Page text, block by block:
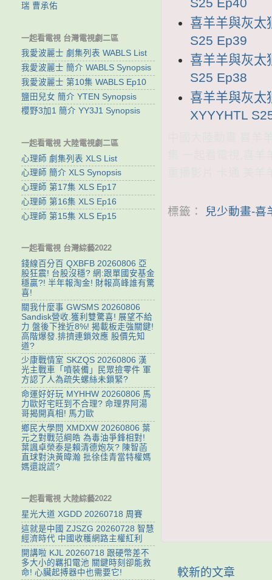
喜羊羊與灰太
S25 Ep39
喜羊羊與灰太
S25 Ep38
喜羊羊與灰太
XYYYHTL
標籤： 兒少動畫-喜
較新的文章
瑞 曹承佑
一起看電視 台灣電視劇二區
我愛波麗士 劇集列表 WABLS List
我愛波麗士 簡介 WABLS Synopsis
我愛波麗士 第10集 WABLS Ep10
鹽田兒女 簡介 YTEN Synopsis
櫻野3加1 簡介 YY3J1 Synopsis
一起看電視 大陸電視劇二區
心理師 劇集列表 XLS List
心理師 簡介 XLS Synopsis
心理師 第17集 XLS Ep17
心理師 第16集 XLS Ep16
心理師 第15集 XLS Ep15
一起看電視 台灣綜藝2022
錢線百分百 QXBFB 20260806 亞
股狂震! 台股沒穩? 網:跟單國安基金
穩贏?! 半年報淘金! 財報高峰誰有驚
喜!
關我什麼事 GWSMS 20260806
Sandisk營收.獲利雙驚喜! 展望不給
力 盤後下挫近8%! 揭載板走強關鍵!
高階爆發.排擠連鎖效應 股價先知
道?
少康戰情室 SKZQS 20260806 漢
光主戰車「噴裝備」民眾撿零件 軍
方認了人為疏失螺絲未鎖緊?
命運好好玩 MYHHW 20260806 馬
力歐好宅旺到不合理? 命理界阿湯
哥揭開真相! 馬力歐
鄉民大學問 XMDXW 20260806 葉
元之對戰范綱皓 為毒油爭鋒相對!
葉諷卓榮泰是賴清德炮灰? 陳智菡
直球對決黃暐瀚 批徐佳青當特權媽
媽還說謊?
一起看電視 大陸綜藝2022
星光大道 XGDD 20260718 周賽
這就是中國 ZJSZG 20260728 智慧
經濟時代 中國收穫網路主權紅利
開講啦 KJL 20260718 跟硬幣差不
多大小的羈扣電池 關鍵時刻卻能救
命! 心臟起搏器中也需要它!